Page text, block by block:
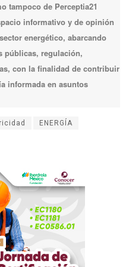
tampoco de Perceptia21
informativo y de opinión
energético, abarcando
públicas, regulación,
con la finalidad de contribuir
informada en asuntos
ENERGÍA